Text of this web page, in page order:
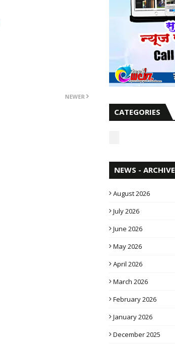
NEWER
CATEGORIES
NEWS - ARCHIVE
August 2026
July 2026
June 2026
May 2026
April 2026
March 2026
February 2026
January 2026
December 2025